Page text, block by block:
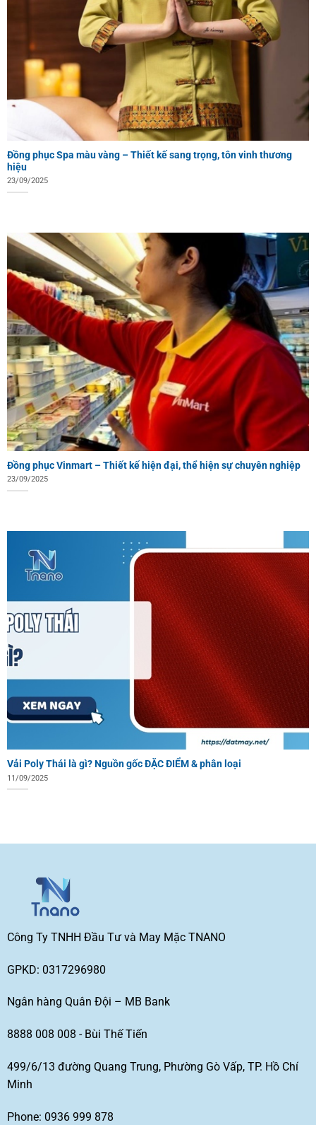
Đồng phục Spa màu vàng – Thiết kế sang trọng, tôn vinh thương
hiệu
23/09/2025
Đồng phục Vinmart – Thiết kế hiện đại, thể hiện sự chuyên nghiệp
23/09/2025
Vải Poly Thái là gì? Nguồn gốc ĐẶC ĐIỂM & phân loại
11/09/2025
Công Ty TNHH Đầu Tư và May Mặc TNANO
GPKD: 0317296980
Ngân hàng Quân Đội – MB Bank
8888 008 008 - Bùi Thế Tiến
499/6/13 đường Quang Trung, Phường Gò Vấp, TP. Hồ Chí
Minh
Phone: 0936 999 878